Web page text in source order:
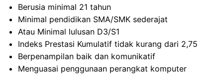
Berusia minimal 21 tahun
Minimal pendidikan SMA/SMK sederajat
Atau Minimal lulusan D3/S1
Indeks Prestasi Kumulatif tidak kurang dari 2,75
Berpenampilan baik dan komunikatif
Menguasai penggunaan perangkat komputer